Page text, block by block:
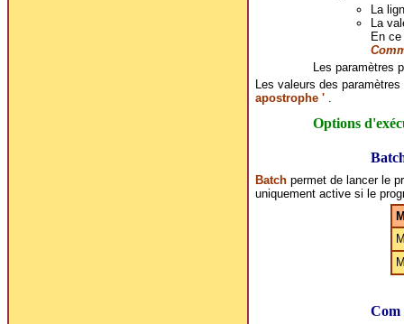
La
La
En
Les paramètres
Les valeurs des
apostrophe '.
Options
Batchpermet de lancer le
uniquement active si le
Com